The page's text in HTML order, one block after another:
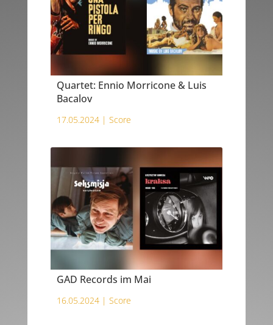
Quartet: Ennio Morricone & Luis
Bacalov
17.05.2024 | Score
GAD Records im Mai
16.05.2024 | Score